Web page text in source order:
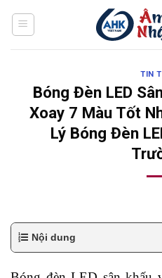
TIN
Bóng Đèn LED
Xoay 7 Màu Tốt
Lý Bóng Đèn
Nội dung